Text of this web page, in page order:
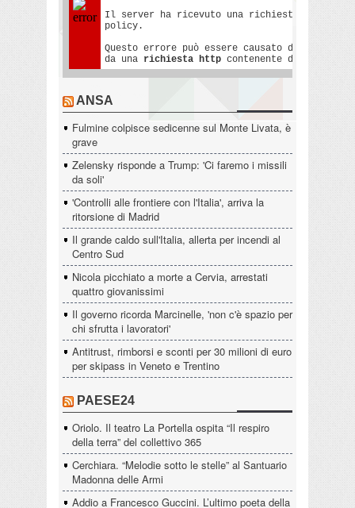
ANSA
Fulmine colpisce sedicenne sul Monte Livata, è
grave
Zelensky risponde a Trump: 'Ci faremo i missili
da soli'
'Controlli alle frontiere con l'Italia', arriva la
ritorsione di Madrid
Il grande caldo sull'Italia, allerta per incendi al
Centro Sud
Nicola picchiato a morte a Cervia, arrestati
quattro giovanissimi
Il governo ricorda Marcinelle, 'non c'è spazio per
chi sfrutta i lavoratori'
Antitrust, rimborsi e sconti per 30 milioni di euro
per skipass in Veneto e Trentino
PAESE24
Oriolo. Il teatro La Portella ospita “Il respiro
della terra” del collettivo 365
Cerchiara. “Melodie sotto le stelle” al Santuario
Madonna delle Armi
Addio a Francesco Guccini. L’ultimo poeta della